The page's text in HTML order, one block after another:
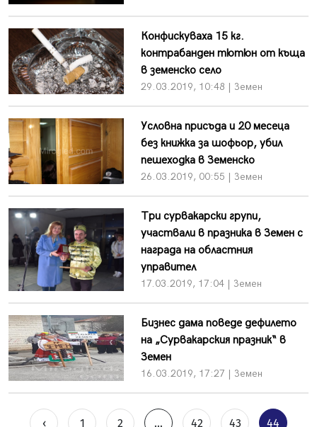
Конфискуваха 15 кг.
контрабанден тютюн от къща
в земенско село
29.03.2019, 10:48 | Земен
Условна присъда и 20 месеца
без книжка за шофьор, убил
пешеходка в Земенско
26.03.2019, 00:55 | Земен
Три сурвакарски групи,
участвали в празника в Земен с
награда на областния
управител
17.03.2019, 17:04 | Земен
Бизнес дама поведе дефилето
на „Сурвакарския празник“ в
Земен
16.03.2019, 17:27 | Земен
‹ 1 2 ... 42 43 44